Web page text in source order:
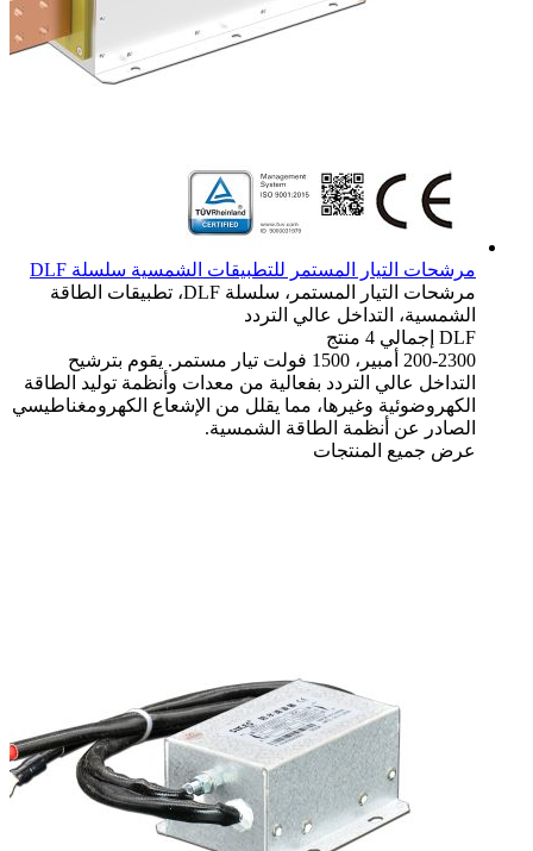
مرشحات التيار المستمر للتطبيقات الشمسية سلسلة DLF
مرشحات التيار المستمر، سلسلة DLF، تطبيقات الطاقة
الشمسية، التداخل عالي التردد
DLF إجمالي 4 منتج
200-2300 أمبير، 1500 فولت تيار مستمر. يقوم بترشيح
التداخل عالي التردد بفعالية من معدات وأنظمة توليد الطاقة
الكهروضوئية وغيرها، مما يقلل من الإشعاع الكهرومغناطيسي
الصادر عن أنظمة الطاقة الشمسية.
عرض جميع المنتجات